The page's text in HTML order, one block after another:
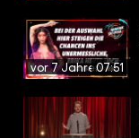
vor 7 Jahren07:51